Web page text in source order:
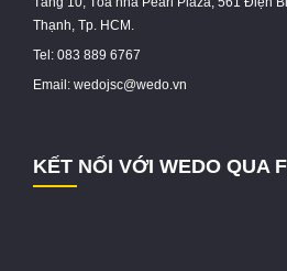
Thạnh, Tp. HCM.
Tel: 083 889 6767
Email: wedojsc@wedo.vn
KẾT NỐI VỚI WEDO QUA